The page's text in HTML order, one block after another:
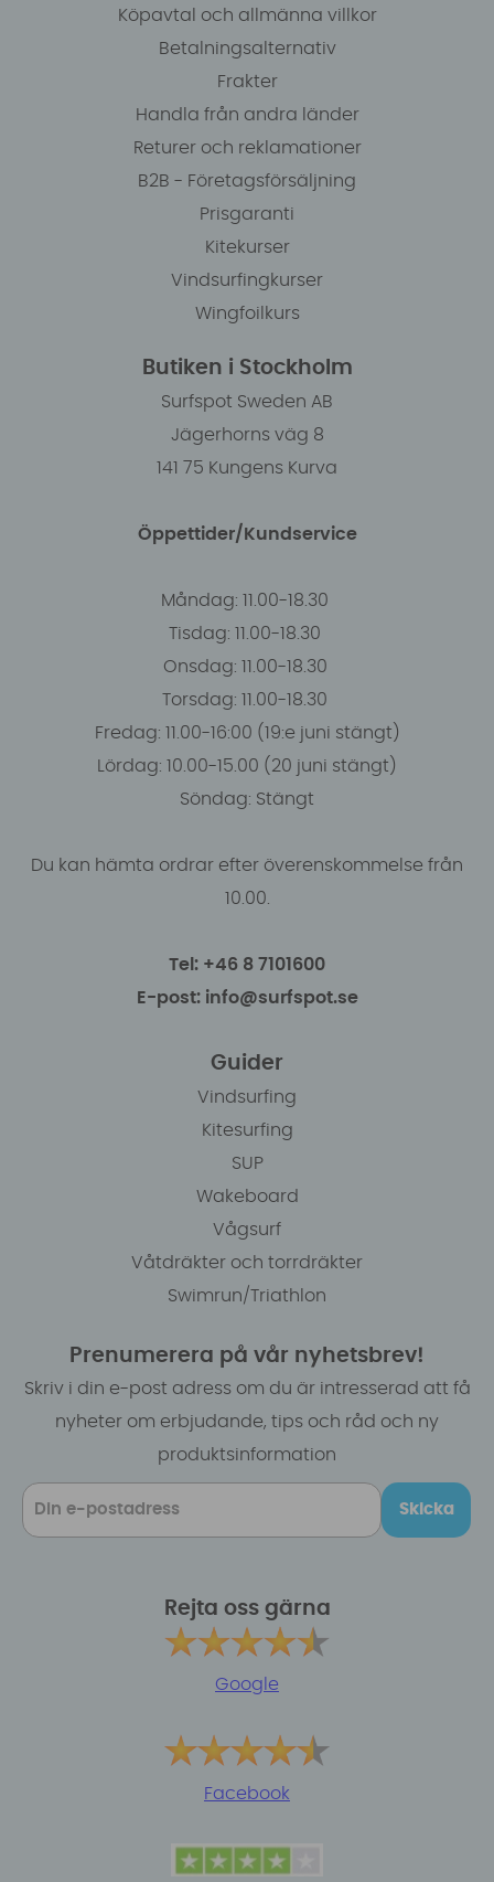
Köpavtal och allmänna villkor
Betalningsalternativ
Frakter
Handla från andra länder
Returer och reklamationer
B2B - Företagsförsäljning
Prisgaranti
Kitekurser
Vindsurfingkurser
Wingfoilkurs
Butiken i Stockholm
Surfspot Sweden AB
Jägerhorns väg 8
141 75 Kungens Kurva
Öppettider/Kundservice
Måndag: 11.00-18.30
Tisdag: 11.00-18.30
Onsdag: 11.00-18.30
Torsdag: 11.00-18.30
Fredag: 11.00-16:00 (19:e juni stängt)
Lördag: 10.00-15.00 (20 juni stängt)
Söndag: Stängt
Du kan hämta ordrar efter överenskommelse från
10.00.
Tel: +46 8 7101600
E-post: info@surfspot.se
Guider
Vindsurfing
Kitesurfing
SUP
Wakeboard
Vågsurf
Våtdräkter och torrdräkter
Swimrun/Triathlon
Prenumerera på vår nyhetsbrev!
Skriv i din e-post adress om du är intresserad att få
nyheter om erbjudande, tips och råd och ny
produktsinformation
Skicka
Rejta oss gärna
Google
Facebook